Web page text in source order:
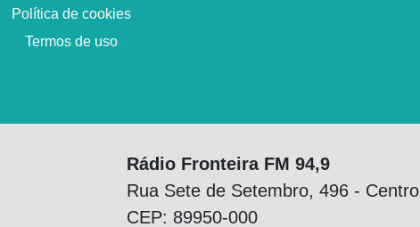
Política de cookies
Termos de uso
Rádio Fronteira FM 94,9
Rua Sete de Setembro, 496 - Centro
CEP: 89950-000